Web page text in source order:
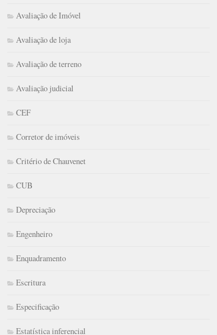
Avaliação de Imóvel
Avaliação de loja
Avaliação de terreno
Avaliação judicial
CEF
Corretor de imóveis
Critério de Chauvenet
CUB
Depreciação
Engenheiro
Enquadramento
Escritura
Especificação
Estatística inferencial